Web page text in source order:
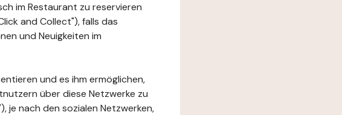
im Restaurant zu reservieren
and Collect"), falls das
und Neuigkeiten im
und es ihm ermöglichen,
über diese Netzwerke zu
je nach den sozialen Netzwerken,